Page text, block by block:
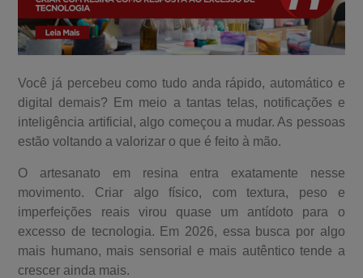
Você já percebeu como tudo anda rápido, automático e
digital demais? Em meio a tantas telas, notificações e
inteligência artificial, algo começou a mudar. As pessoas
estão voltando a valorizar o que é feito à mão.
O artesanato em resina entra exatamente nesse
movimento. Criar algo físico, com textura, peso e
imperfeições reais virou quase um antídoto para o
excesso de tecnologia. Em 2026, essa busca por algo
mais humano, mais sensorial e mais autêntico tende a
crescer ainda mais.